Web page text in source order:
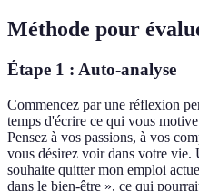
Méthode pour
Étape 1 : Auto-analyse
Commencez par une réflexion
temps d'écrire ce qui vous
Pensez à vos passions, à vos
vous désirez voir dans votre vie.
souhaite quitter mon emploi
dans le bien-être », ce qui